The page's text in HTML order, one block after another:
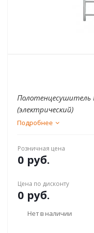
Полотенцесушитель
(электрический)
Подробнее
Розничная цена
0 руб.
Цена по дисконту
0 руб.
Нет в наличии